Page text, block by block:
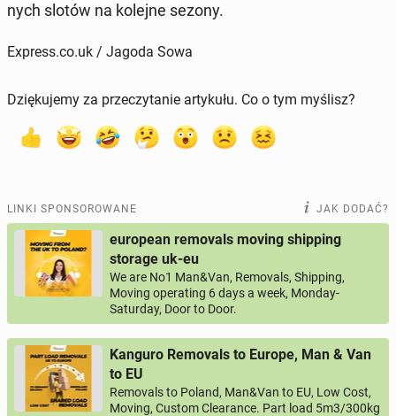
nych slotów na kolejne sezony.
Express.co.uk / Jagoda Sowa
Dziękujemy za przeczytanie artykułu. Co o tym myślisz?
LINKI SPONSOROWANE JAK DODAĆ?
european removals moving shipping
storage uk-eu
We are No1 Man&Van, Removals, Shipping,
Moving operating 6 days a week, Monday-
Saturday, Door to Door.
Kanguro Removals to Europe, Man & Van
to EU
Removals to Poland, Man&Van to EU, Low Cost,
Moving, Custom Clearance. Part load 5m3/300kg